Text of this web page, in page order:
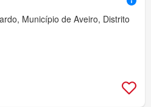
Município de Aveiro, Distrito